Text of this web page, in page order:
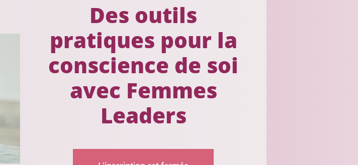
Des outils
pratiques pour la
conscience de soi
avec Femmes
Leaders